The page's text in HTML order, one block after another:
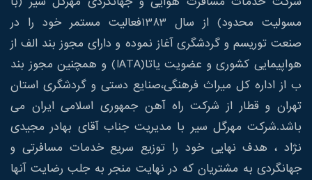
مسولیت محدود) از سال 1383فعالیت مستمر خود را در
صنعت توریسم و گردشگری آغاز نموده و دارای مجوز بند الف از
هواپیمایی کشوری و عضویت یاتا(IATA) و همچنین مجوز بند
ب از اداره کل میراث فرهنگی،صنایع دستی و گردشگری استان
تهران و قطار از شرکت راه آهن جمهوری اسلامی ایران می
باشد.شرکت مهرگل سیر با مدیریت جناب آقای بهادر مجیدی
نژاد ، هدف نهایی خود را توزیع سریع خدمات مسافرتی و
جهانگردی به مشتریان که در نهایت منجر به جلب رضایت آنها